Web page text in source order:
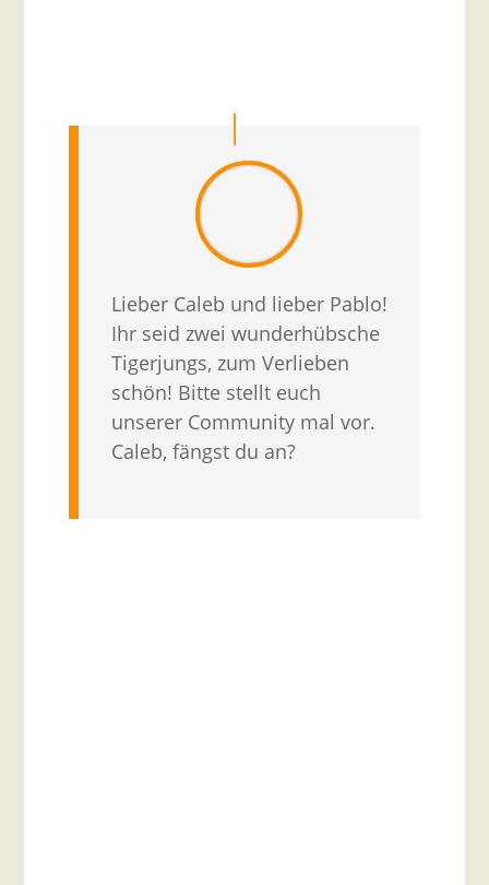
Lieber Caleb und lieber Pablo!
Ihr seid zwei wunderhübsche
Tigerjungs, zum Verlieben
schön! Bitte stellt euch
unserer Community mal vor.
Caleb, fängst du an?